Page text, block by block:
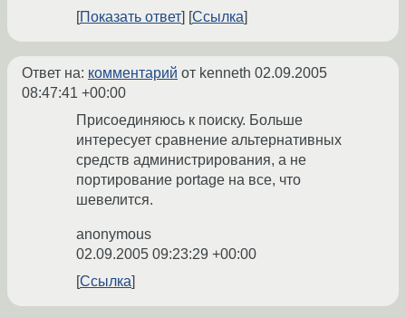
Показать ответ
Ссылка
Ответ на: комментарий от kenneth 02.09.2005
08:47:41 +00:00
Присоединяюсь к поиску. Больше
интересует сравнение альтернативных
средств администрирования, а не
портирование portage на все, что
шевелится.
anonymous
02.09.2005 09:23:29 +00:00
Ссылка